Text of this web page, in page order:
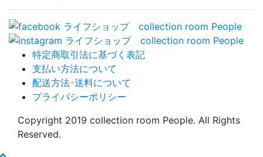
特定商取引法に基づく表記
支払い方法について
配送方法･送料について
プライバシーポリシー
Copyright 2019 collection room People. All Rights
Reserved.